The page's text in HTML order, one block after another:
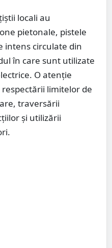
locali au
pietonale, pistele
intens circulate din
în care sunt utilizate
O atenție
limitelor de
traversării
și utilizării